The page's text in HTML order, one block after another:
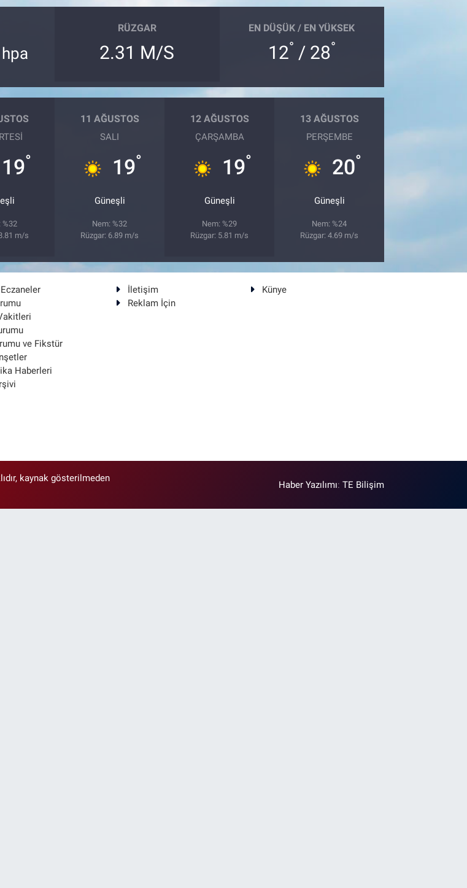
hpa
RÜZGAR
2.31 M/S
EN DÜŞÜK / EN YÜKSEK
12° / 28°
19°
%32
m/s
11 AĞUSTOS
SALI
19°
Güneşli
Nem: %32
Rüzgar: 6.89 m/s
12 AĞUSTOS
ÇARŞAMBA
19°
Güneşli
Nem: %29
Rüzgar: 5.81 m/s
13 AĞUSTOS
PERŞEMBE
20°
Güneşli
Nem: %24
Rüzgar: 4.69 m/s
ve Fikstür
Haberleri
İletişim
Künye
Reklam İçin
kaynak gösterilmeden
Haber Yazılımı:TE Bilişim